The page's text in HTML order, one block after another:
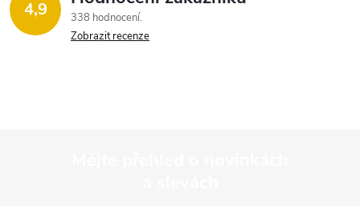
4,9
338 hodnocení
Zobrazit recenze